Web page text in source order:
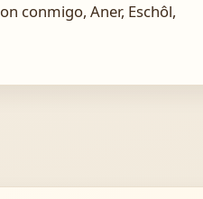
conmigo, Aner, Eschôl,